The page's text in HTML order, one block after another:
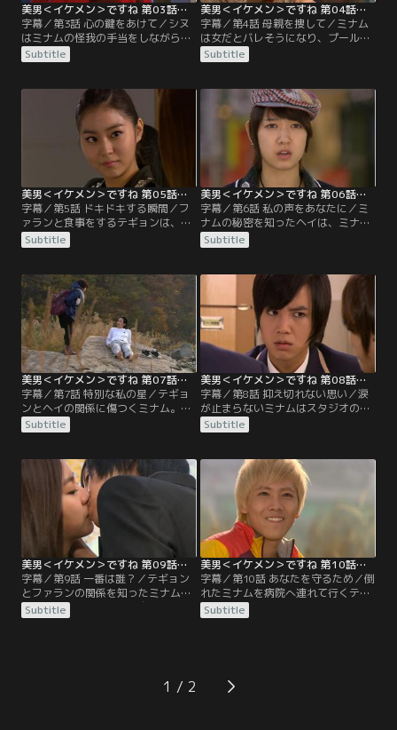
美男＜イケメン＞ですね 第03話／字幕
字幕／第3話 心の鍵をあけて／シヌ
はミナムの怪我の手当をしながら、
自分の秘密を告白し距離を縮める。
一方、テギョンに女だとバレたミナ
じバンドに残る決意をする。テギョ
ンからなんとか信頼を得ようとミナ
ムは大切な指輪を託すが、その指輪
を投げ捨てる彼に怒りがこみ上げ
Subtitle
美男＜イケメン＞ですね 第04話／字幕
字幕／第4話 母親を捜して／ミナム
は女だとバレそうになり、プールに
もぐり隠れる。テギョンは水からあ
がってこないミナムを心配しプール
しかしこの一件でミナムはファンか
らA.N.JELLとして認められるのだっ
た。ミナムは母親に会えることを信
じ、初舞台に臨むが…。
Subtitle
美男＜イケメン＞ですね 第05話／字幕
字幕／第5話 ドキドキする瞬間／フ
ァランと食事をするテギョンは、エ
ビを食べアレルギー発作を起こす。
偶然同じ店で食事をしていたシヌと
ギョンを放っておけず、シヌを残し
たままテギョンを追いかけ店の外
へ。一方ヘイは、テギョンとミナム
との騒動に巻き込まれる。
Subtitle
美男＜イケメン＞ですね 第06話／字幕
字幕／第6話 私の声をあなたに／ミ
ナムの秘密を知ったヘイは、ミナム
がみんなにチヤホヤされているのが
気に入らない。その秘密をどうやっ
づくのだった。女の姿に戻ったミナ
ムは、初めての街で1人になる。そ
れを知ったシヌは、ミナムを驚かそ
うと電話をするが…。
Subtitle
美男＜イケメン＞ですね 第07話／字幕
字幕／第7話 特別な私の星／テギョ
ンとヘイの関係に傷つくミナム。シ
ヌやジェルミはそれぞれの形で、ミ
ナムを慰めるのだった。後日ミナム
ィングするが、うまく歌うことがで
きずにいた。見かねたテギョンは、
ミナムと共に墓参りに行くことにす
るが…。
Subtitle
美男＜イケメン＞ですね 第08話／字幕
字幕／第8話 抑え切れない思い／涙
が止まらないミナムはスタジオの外
へ。シヌは追いかけるが、テギョン
を見たミナムは、さらに逃げ出して
ナムに、ジェルミは遊びに行こうと
バイクで連れ出し…。新曲のMVの撮
影中、共演者の中に本物のミナムの
親友がいてテギョンとミナムは大慌
て。
Subtitle
美男＜イケメン＞ですね 第09話／字幕
字幕／第9話 一番は誰？／テギョン
とファランの関係を知ったミナム
は、傷ついたテギョンに自分なりの
誕生祝いをする。PV撮影中、テギョ
れを取り返し、落ち込むミナムにど
Subtitle
美男＜イケメン＞ですね 第10話／字幕
字幕／第10話 あなたを守るため／倒
れたミナムを病院へ連れて行くテギ
ョンだが、ミナムは診察を拒否。結
局宿所で看病することに。テギョン
これ以上迷惑をかけないようにと、
ミナムは女性の姿ミニョに戻り…。
Subtitle
1